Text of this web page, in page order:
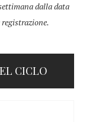
dalla data
CICLO